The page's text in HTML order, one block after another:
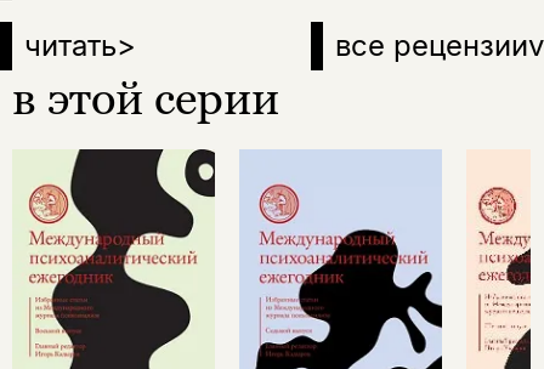
читать> все рецензииv
в этой серии